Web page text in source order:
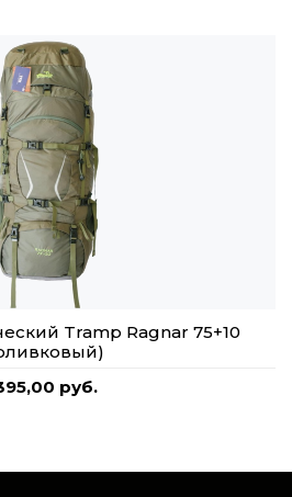
Tramp Ragnar 75+10
руб.